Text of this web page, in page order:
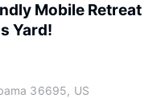
Mobile Retreat
Yard!
36695, US